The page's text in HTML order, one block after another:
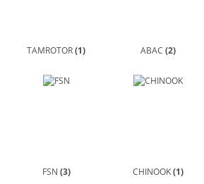
TAMROTOR(1) ABAC (2)
FSN (3) CHINOOK(1)